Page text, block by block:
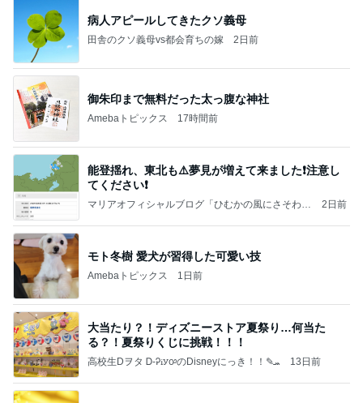
病人アピールしてきたクソ義母
田舎のクソ義母vs都会育ちの嫁 2日前
御朱印まで無料だった太っ腹な神社
Amebaトピックス 17時間前
能登揺れ、東北も⚠️夢見が増えて来ました❗️注意し
てください❗️
マリアオフィシャルブログ「ひむかの風にさそわれ
2日前
モト冬樹 愛犬が習得した可愛い技
Amebaトピックス 1日前
大当たり？！ディズニーストア夏祭り…何当た
る？！夏祭りくじに挑戦！！！
高校生Dヲタ Ꭰ-ᎮꭵꭹꭴのDisneyにっき！！✎ܚ 13日前